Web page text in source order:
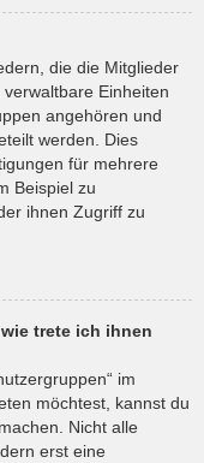
die die Mitglieder
Einheiten
angehören und
werden. Dies
für mehrere
Beispiel zu
ihnen Zugriff zu
trete ich ihnen
im
möchtest, kannst du
Nicht alle
erst eine